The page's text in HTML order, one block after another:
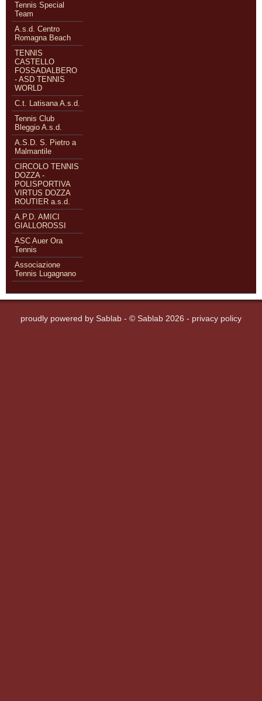
Tennis Special
Team
A.s.d. Centro
Romagna Beach
TENNIS
CASTELLO
FOSSADALBERO
- ASD TENNIS
WORLD
C.t. Latisana A.s.d.
Tennis Club
Bleggio A.s.d.
A.S.D. S. Pietro a
Malmantile
CIRCOLO TENNIS
DOZZA -
POLISPORTIVA
VIRTUS DOZZA
ROUTIER a.s.d.
A.P.D. AMICI
GIALLOROSSI
ASC Auer Ora
Tennis
Associazione
Tennis Lugagnano
proudly powered by Sablab - © Sablab 2026 - privacy policy